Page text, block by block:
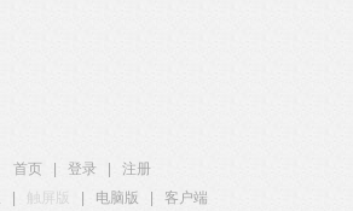
首页 登录
注册
触屏版 电脑版
客户端